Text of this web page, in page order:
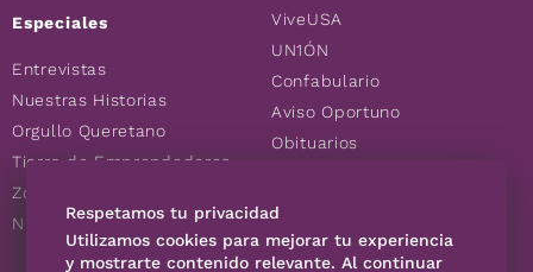
Especiales
Entrevistas
Nuestras Historias
Orgullo Queretano
Tierra de Emprendedores
Zoociales
Nuevos Queretanos
ViveUSA
UN1ÓN
Confabulario
Aviso Oportuno
Obituarios
Consultas
Respetamos tu privacidad
Utilizamos cookies para mejorar tu experiencia
y mostrarte contenido relevante. Al continuar